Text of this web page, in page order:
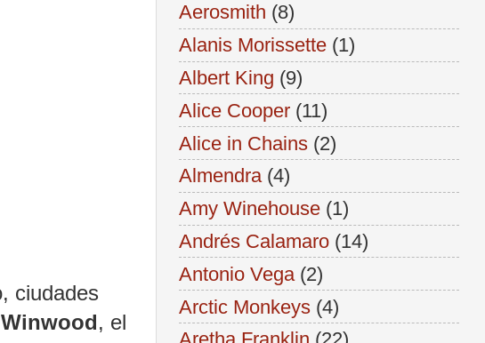
ciudades
, el
Aerosmith (8)
Alanis Morissette (1)
Albert King (9)
Alice Cooper (11)
Alice in Chains (2)
Almendra (4)
Amy Winehouse (1)
Andrés Calamaro (14)
Antonio Vega (2)
Arctic Monkeys (4)